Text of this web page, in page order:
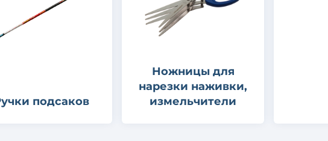
подсаков
Ножницы для
нарезки наживки,
измельчители